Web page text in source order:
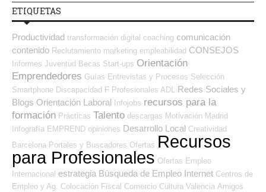
ETIQUETAS
Productividad transformación digital coaching comunicación
contenido Reclutamiento marketing empleabilidad CONSEJOS
Informes Juventud Becas Start-ups Orientación
Emprendedores Guías Entrevistas y Procesos Selección
Smartphone Discapacidad F Profesionales ADL
Redes Sociales y
Blogs Orientación Laboral Infojobs recursos para la
formación Prácticas Talento descargas Motivación Madrid
Infografía EMPREND opiniones Desarrollo Local Creatividad
Barcelona Portales y Buscadores Ofertas Recursos
para Profesionales Ofertas Empleo
Internacional estrategia Búsqueda de Empleo Internet Centros de
Empleo y Ag. Colocación Fiscal Comercio Cultura Valencia Amigos